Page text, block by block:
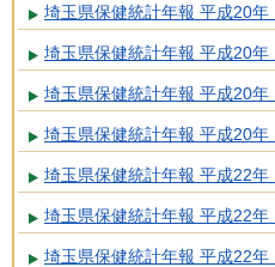
埼玉県保健統計年報 平成20年
埼玉県保健統計年報 平成20年
埼玉県保健統計年報 平成20年
埼玉県保健統計年報 平成20年
埼玉県保健統計年報 平成22年
埼玉県保健統計年報 平成22年
埼玉県保健統計年報 平成22年